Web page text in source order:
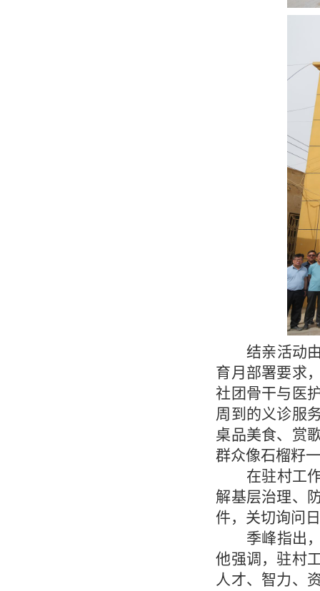
结亲活动
育月部署要求
社团骨干与医
周到的义诊服
桌品美食、赏
群众像石榴籽
在驻村工
解基层治理、
件，关切询问
季峰指出
他强调，驻村
人才、智力、